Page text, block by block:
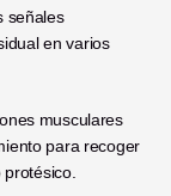
señales
en varios
musculares
para recoger